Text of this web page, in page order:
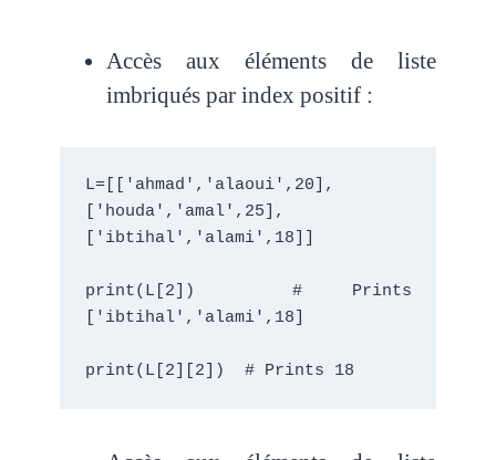
Accès aux éléments de liste
imbriqués par index positif :
L=[['ahmad','alaoui',20],
['houda','amal',25],
['ibtihal','alami',18]]
print(L[2])  # Prints
['ibtihal','alami',18]
print(L[2][2])  # Prints 18